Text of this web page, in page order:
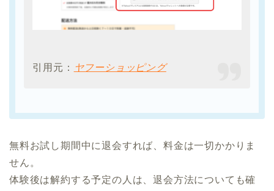
引用元： ヤフーショッピング
無料お試し期間中に退会すれば、料金は一切かかりま
せん。
体験後は解約する予定の人は、退会方法についても確